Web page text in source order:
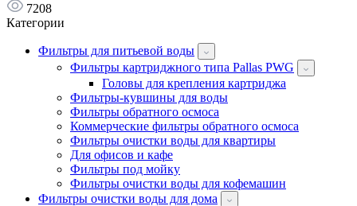
7208
Категории
Фильтры для питьевой воды
Фильтры картриджного типа Pallas PWG
Головы для крепления картриджа
Фильтры-кувшины для воды
Фильтры обратного осмоса
Коммерческие фильтры обратного осмоса
Фильтры очистки воды для квартиры
Для офисов и кафе
Фильтры под мойку
Фильтры очистки воды для кофемашин
Фильтры очистки воды для дома